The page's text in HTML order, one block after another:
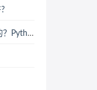
帮你分析